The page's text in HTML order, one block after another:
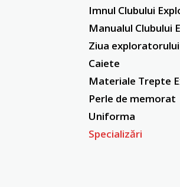
Imnul Clubului
Manualul Clubului
Ziua exploratorului
Caiete
Materiale Trepte
Perle de memorat
Uniforma
Specializări